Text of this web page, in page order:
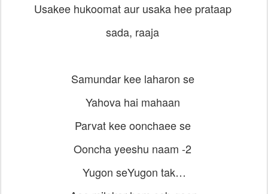
Usakee hukoomat aur usaka hee prataap
sada, raaja
Samundar kee laharon se
Yahova hai mahaan
Parvat kee oonchaee se
Ooncha yeeshu naam -2
Yugon seYugon tak…